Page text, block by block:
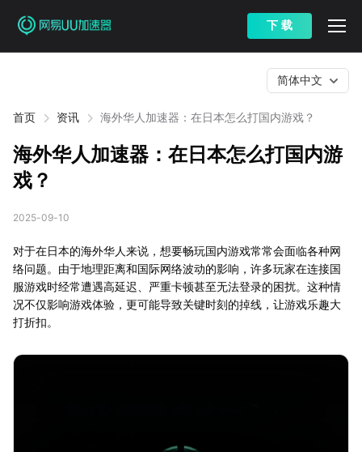
下 载
首页 资讯 海外华人加速器：在日本怎么打国内游戏？
简体中文
海外华人加速器：在日本怎么打国内游
戏？
2025-09-10
对于在日本的海外华人来说，想要畅玩国内游戏常常会面临各种网
络问题。由于地理距离和国际网络波动的影响，许多玩家在连接国
服游戏时经常遭遇高延迟、严重卡顿甚至无法登录的困扰。这种情
况不仅影响游戏体验，更可能导致关键时刻的掉线，让游戏乐趣大
打折扣。